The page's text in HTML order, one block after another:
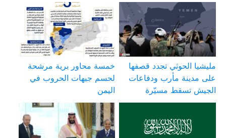
مليشيا الحوثي تجدد قصفها
على مدينة مأرب ودفاعات
الجيش تسقط مسيّرة
خمسة محاور برية مرشحة
لحسم جبهات الحروب في
اليمن